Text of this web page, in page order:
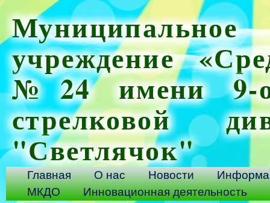
Муниципальное
учреждение
№24 имени 9-ой
стрелковой
"Светлячок"
Главная О нас Новости
МКДО
Инновационная деятельность